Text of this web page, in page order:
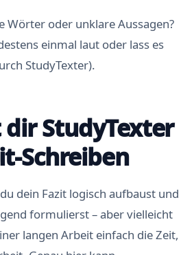
Wörter oder unklare Aussagen?
einmal laut oder lass es
StudyTexter).
dir StudyTexter
Schreiben
dein Fazit logisch aufbaust und
formulierst – aber vielleicht
langen Arbeit einfach die Zeit,